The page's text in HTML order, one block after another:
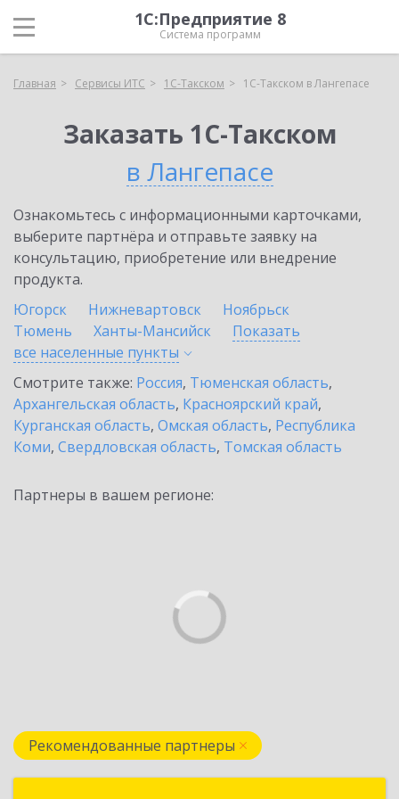
1С:Предприятие 8
Система программ
Главная Сервисы ИТС 1С-Такском 1С-Такском в Лангепасе
Заказать 1С-Такском
в Лангепасе
Ознакомьтесь с информационными карточками,
выберите партнёра и отправьте заявку на
консультацию, приобретение или внедрение
продукта.
Югорск
Нижневартовск
Ноябрьск
Тюмень
Ханты-Мансийск
Показать
все населенные пункты
Смотрите также: Россия, Тюменская область,
Архангельская область, Красноярский край,
Курганская область, Омская область, Республика
Коми, Свердловская область, Томская область
Партнеры в вашем регионе:
Рекомендованные партнеры